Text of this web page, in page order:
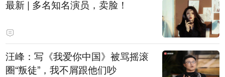
最新 | 多名知名演员，卖脸！
汪峰：写《我爱你中国》被骂摇滚
圈“叛徒”，我不屑跟他们吵